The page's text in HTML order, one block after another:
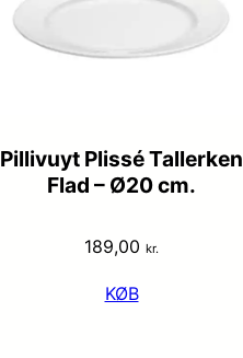
Pillivuyt Plissé Tallerken
Flad – Ø20 cm.
189,00 kr.
KØB